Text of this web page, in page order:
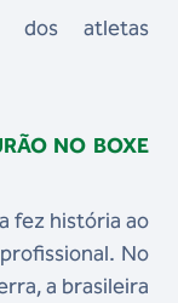
dos atletas
NO BOXE
fez história ao
No
a brasileira